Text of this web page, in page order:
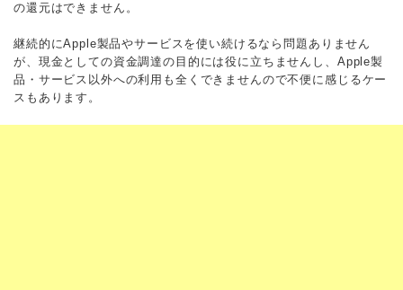
の還元はできません。
継続的にApple製品やサービスを使い続けるなら問題ありません
が、現金としての資金調達の目的には役に立ちませんし、Apple製
品・サービス以外への利用も全くできませんので不便に感じるケー
スもあります。